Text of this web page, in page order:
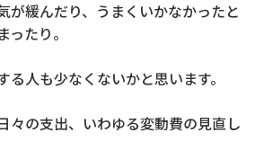
が緩んだり、うまくいかなかったと
たり。
る人も少なくないかと思います。
々の支出、いわゆる変動費の見直し